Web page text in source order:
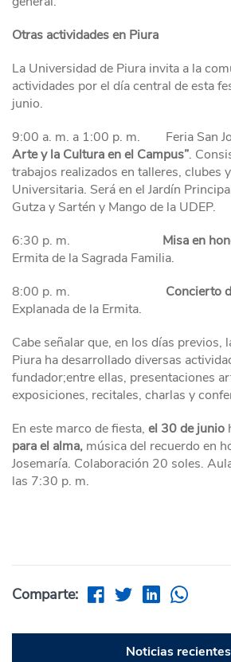
Otras actividades en Piura
La Universidad de Piura invita a la
actividades por el día central de esta
junio.
9:00 a. m. a 1:00 p. m.
Feria San
Arte y la Cultura en el Campus”.
trabajos realizados en talleres, clubes
Universitaria. Será en el Jardín
Gutza y Sartén y Mango de la UDEP.
6:30 p. m. Misa en
Ermita de la Sagrada Familia.
8:00 p. m. Concierto
Explanada de la Ermita.
Cabe señalar que, en los días previos,
Piura ha desarrollado diversas
fundador;entre ellas, presentaciones
exposiciones, recitales, charlas y
En este marco de fiesta, el 30 de junio
para el alma, música del recuerdo en
Josemaría. Colaboración 20 soles.
las 7:30 p. m.
Comparte:
Noticias recientes